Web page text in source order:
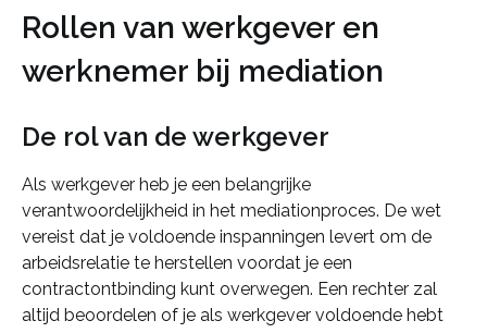
Rollen van werkgever en
werknemer bij mediation
De rol van de werkgever
Als werkgever heb je een belangrijke
verantwoordelijkheid in het mediationproces. De wet
vereist dat je voldoende inspanningen levert om de
arbeidsrelatie te herstellen voordat je een
contractontbinding kunt overwegen. Een rechter zal
altijd beoordelen of je als werkgever voldoende hebt